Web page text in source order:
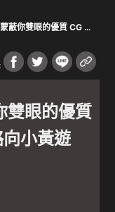
蔽你雙眼的優質 CG 不
雙眼的優質
小黃遊